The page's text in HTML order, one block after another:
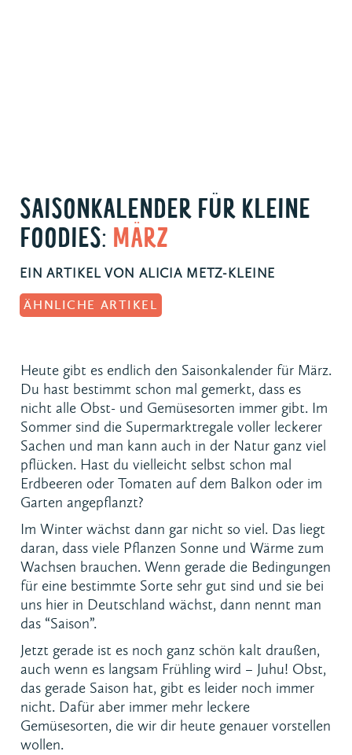
SAISONKALENDER FÜR KLEINE
FOODIES: MÄRZ
EIN ARTIKEL VON ALICIA METZ-KLEINE
ÄHNLICHE ARTIKEL
Heute gibt es endlich den Saisonkalender für März.
Du hast bestimmt schon mal gemerkt, dass es
nicht alle Obst- und Gemüsesorten immer gibt. Im
Sommer sind die Supermarktregale voller leckerer
Sachen und man kann auch in der Natur ganz viel
pflücken. Hast du vielleicht selbst schon mal
Erdbeeren oder Tomaten auf dem Balkon oder im
Garten angepflanzt?
Im Winter wächst dann gar nicht so viel. Das liegt
daran, dass viele Pflanzen Sonne und Wärme zum
Wachsen brauchen. Wenn gerade die Bedingungen
für eine bestimmte Sorte sehr gut sind und sie bei
uns hier in Deutschland wächst, dann nennt man
das “Saison”.
Jetzt gerade ist es noch ganz schön kalt draußen,
auch wenn es langsam Frühling wird – Juhu! Obst,
das gerade Saison hat, gibt es leider noch immer
nicht. Dafür aber immer mehr leckere
Gemüsesorten, die wir dir heute genauer vorstellen
wollen.